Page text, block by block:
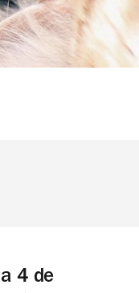
4 de